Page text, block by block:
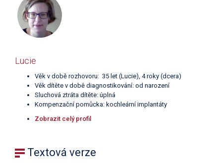
Lucie
Věk v době rozhovoru: 35 let (Lucie), 4 roky (dcera)
Věk dítěte v době diagnostikování: od narození
Sluchová ztráta dítěte: úplná
Kompenzační pomůcka: kochleární implantáty
Zobrazit celý profil
Textová verze